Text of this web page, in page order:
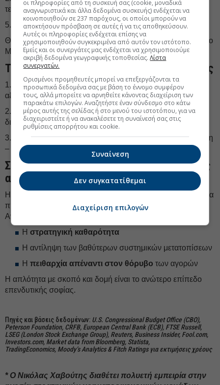
τεχνολογίες έξυπνων δικτύων
5.
Αναδυόμενες Αγορές
Θεματικά επενδυτικά σχήματα με επικέντρωση στην Ινδία, το
Μεξικό και την Ινδονησία
Τρεις πυλώνες στρατηγικής προσαρμογής
1. Υποδομές έναντι αφηγημάτων – Προτιμήστε θεμελιώδη
αξία έναντι προσωρινών ιστοριών
2. Επιλεκτική γεωγραφική διαφοροποίηση – Όχι απλή
διασπορά, αλλά στρατηγική επιλογή ηγετών
3. Ισορροπία σταθερού εισοδήματος με ρεαλιστική απόδοση
– Συνδυασμός ανθεκτικότητας & ευελιξίας
Συμπεράσματα: Η σοφία της στρατηγικής
απλότητας
Η επενδυτική επιτυχία στο δεύτερο εξάμηνο του 2025 δεν θα
προέλθει από την υπερδραστηριότητα ή την πρόβλεψη.
Αντιθέτως, θα επιβραβευθεί:
Η στρατηγική καθαρότητα
Η αντίληψη των βαθύτερων συστημικών μετατοπίσεων
Η πειθαρχία απέναντι στον θόρυβο των αγορών
Η απλότητα με σκοπό και δομή είναι το ανώτερο επίπεδο
επενδυτικής σοφίας.
Πηγές και βάσεις δεδομένων: U.S. Congressional Budget Office (CBO),
Peterson Foundation, CRFB, European Central Bank (ECB), FTSE Russell,
LSEG (London Stock Exchange Group), Reuters, Business Insider, Fool.com,
Investors.com, Market data from Bloomberg, Statista,
TradingEconomics, Moody’s Analytics & Fitch Ratings για εκτιμήσεις χρέους
* Ο Νικόλας Χαβούτης διαθέτει πολυετή εμπειρία στην
οι πληροφορίες από τη συσκευή σας (cookie, μοναδικά
αναγνωριστικά και άλλα δεδομένα συσκευής) ενδέχεται να
κοινοποιηθούν σε 237 παρόχους, οι οποίοι μπορούν να
αποκτήσουν πρόσβαση σε αυτές ή να τις αποθηκεύσουν.
Αυτές οι πληροφορίες ενδέχεται επίσης να
χρησιμοποιηθούν συγκεκριμένα από αυτόν τον ιστότοπο.
Εμείς και οι συνεργάτες μας ενδέχεται να χρησιμοποιούμε
ακριβή δεδομένα γεωγραφικής τοποθεσίας.Λίστα
συνεργατών.
Ορισμένοι προμηθευτές μπορεί να επεξεργάζονται τα
προσωπικά δεδομένα σας με βάση το έννομο συμφέρον
τους, αλλά μπορείτε να αρνηθείτε κάνοντας διαχείριση των
παρακάτω επιλογών. Αναζητήστε έναν σύνδεσμο στο κάτω
μέρος αυτής της σελίδας ή στο μενού του ιστοτόπου, για να
διαχειριστείτε ή να ανακαλέσετε τη συναίνεσή σας στις
ρυθμίσεις απορρήτου και cookie.
Συναίνεση
Δεν συγκατατίθεμαι
Διαχείριση επιλογών